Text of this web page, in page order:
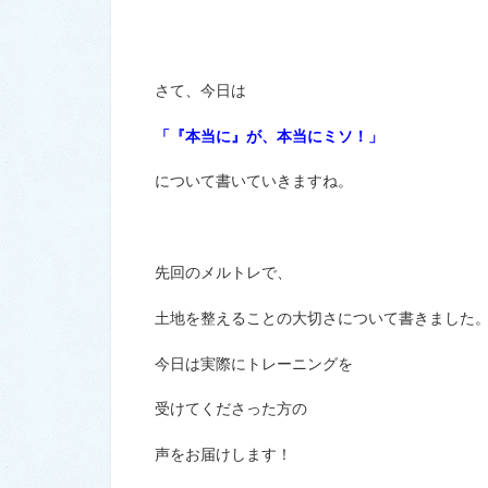
さて、今日は
「『本当に』が、本当にミソ！」
について書いていきますね。
先回のメルトレで、
土地を整えることの大切さについて書きました
今日は実際にトレーニングを
受けてくださった方の
声をお届けします！